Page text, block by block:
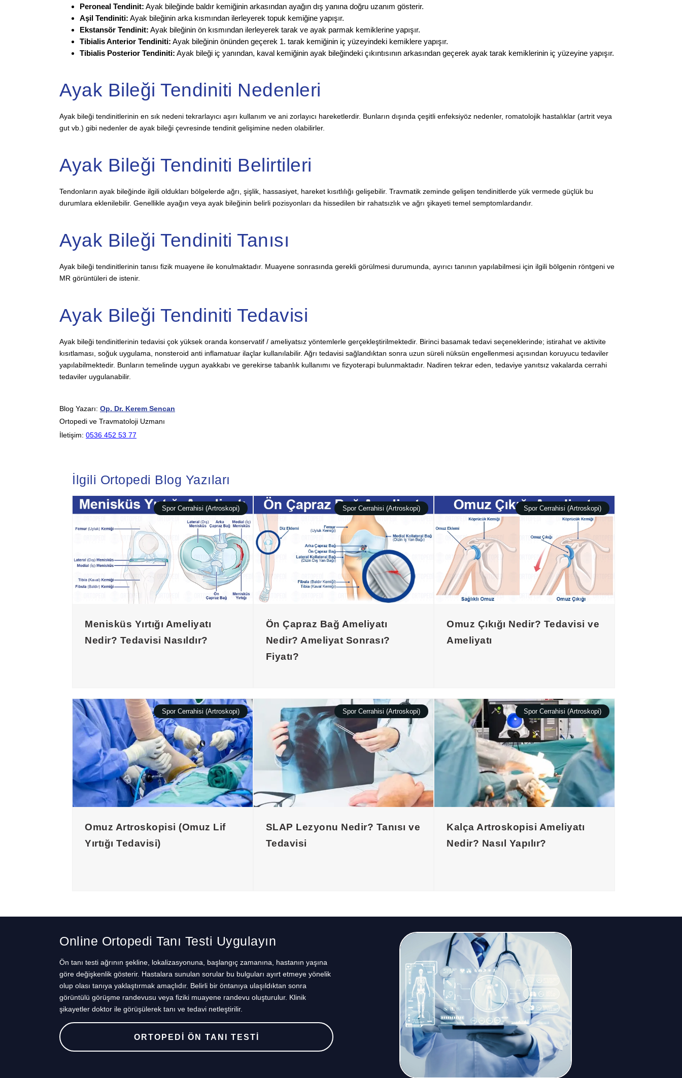
Peroneal Tendinit: Ayak bileğinde baldır kemiğinin arkasından ayağın dış yanına doğru uzanım gösterir.
Aşil Tendiniti: Ayak bileğinin arka kısmından ilerleyerek topuk kemiğine yapışır.
Ekstansör Tendinit: Ayak bileğinin ön kısmından ilerleyerek tarak ve ayak parmak kemiklerine yapışır.
Tibialis Anterior Tendiniti: Ayak bileğinin önünden geçerek 1. tarak kemiğinin iç yüzeyindeki kemiklere yapışır.
Tibialis Posterior Tendiniti: Ayak bileği iç yanından, kaval kemiğinin ayak bileğindeki çıkıntısının arkasından geçerek ayak tarak kemiklerinin iç yüzeyine yapışır.
Ayak Bileği Tendiniti Nedenleri
Ayak bileği tendinitlerinin en sık nedeni tekrarlayıcı aşırı kullanım ve ani zorlayıcı hareketlerdir. Bunların dışında çeşitli enfeksiyöz nedenler, romatolojik hastalıklar (artrit veya
gut vb.) gibi nedenler de ayak bileği çevresinde tendinit gelişimine neden olabilirler.
Ayak Bileği Tendiniti Belirtileri
Tendonların ayak bileğinde ilgili oldukları bölgelerde ağrı, şişlik, hassasiyet, hareket kısıtlılığı gelişebilir. Travmatik zeminde gelişen tendinitlerde yük vermede güçlük bu
durumlara eklenilebilir. Genellikle ayağın veya ayak bileğinin belirli pozisyonları da hissedilen bir rahatsızlık ve ağrı şikayeti temel semptomlardandır.
Ayak Bileği Tendiniti Tanısı
Ayak bileği tendinitlerinin tanısı fizik muayene ile konulmaktadır. Muayene sonrasında gerekli görülmesi durumunda, ayırıcı tanının yapılabilmesi için ilgili bölgenin röntgeni ve
MR görüntüleri de istenir.
Ayak Bileği Tendiniti Tedavisi
Ayak bileği tendinitlerinin tedavisi çok yüksek oranda konservatif / ameliyatsız yöntemlerle gerçekleştirilmektedir. Birinci basamak tedavi seçeneklerinde; istirahat ve aktivite
kısıtlaması, soğuk uygulama, nonsteroid anti inflamatuar ilaçlar kullanılabilir. Ağrı tedavisi sağlandıktan sonra uzun süreli nüksün engellenmesi açısından koruyucu tedaviler
yapılabilmektedir. Bunların temelinde uygun ayakkabı ve gerekirse tabanlık kullanımı ve fizyoterapi bulunmaktadır. Nadiren tekrar eden, tedaviye yanıtsız vakalarda cerrahi
tedaviler uygulanabilir.
Blog Yazarı: Op. Dr. Kerem Sencan
Ortopedi ve Travmatoloji Uzmanı
İletişim: 0536 452 53 77
İlgili Ortopedi Blog Yazıları
Spor Cerrahisi (Artroskopi)
Menisküs Yırtığı Ameliyatı
Nedir? Tedavisi Nasıldır?
Spor Cerrahisi (Artroskopi)
Ön Çapraz Bağ Ameliyatı
Nedir? Ameliyat Sonrası?
Fiyatı?
Spor Cerrahisi (Artroskopi)
Omuz Çıkığı Nedir? Tedavisi ve
Ameliyatı
Spor Cerrahisi (Artroskopi)
Omuz Artroskopisi (Omuz Lif
Yırtığı Tedavisi)
Spor Cerrahisi (Artroskopi)
SLAP Lezyonu Nedir? Tanısı ve
Tedavisi
Spor Cerrahisi (Artroskopi)
Kalça Artroskopisi Ameliyatı
Nedir? Nasıl Yapılır?
Online Ortopedi Tanı Testi Uygulayın
Ön tanı testi ağrının şekline, lokalizasyonuna, başlangıç zamanına, hastanın yaşına
göre değişkenlik gösterir. Hastalara sunulan sorular bu bulguları ayırt etmeye yönelik
olup olası tanıya yaklaştırmak amaçlıdır. Belirli bir öntanıya ulaşıldıktan sonra
görüntülü görüşme randevusu veya fiziki muayene randevu oluşturulur. Klinik
şikayetler doktor ile görüşülerek tanı ve tedavi netleştirilir.
ORTOPEDİ ÖN TANI TESTİ